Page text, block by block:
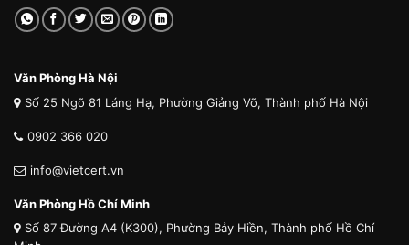
Văn Phòng Hà Nội
Số 25 Ngõ 81 Láng Hạ, Phường Giảng Võ, Thành phố Hà Nội
0902 366 020
info@vietcert.vn
Văn Phòng Hồ Chí Minh
Số 87 Đường A4 (K300), Phường Bảy Hiền, Thành phố Hồ Chí